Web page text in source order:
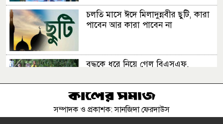
চলতি মাসে ঈদে মিলাদুন্নবীর ছুটি, কারা
পাবেন আর কারা পাবেন না
বৃদ্ধকে ধরে নিয়ে গেল বিএসএফ,
পিএসসিতে নতুন চার সদস্য নিয়োগ
সম্পাদক ও প্রকাশক: সানজিদা ফেরদাউস